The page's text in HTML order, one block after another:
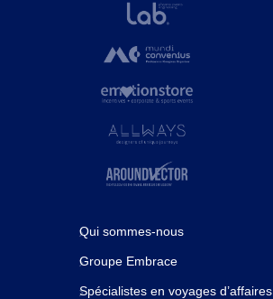
Qui sommes-nous
Groupe Embrace
Spécialistes en voyages d’affaires